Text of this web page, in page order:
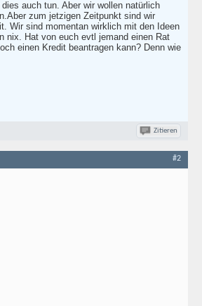
auch tun. Aber wir wollen natürlich
zum jetzigen Zeitpunkt sind wir
Wir sind momentan wirklich mit den Ideen
nix. Hat von euch evtl jemand einen Rat
einen Kredit beantragen kann? Denn wie
Zitieren
#2